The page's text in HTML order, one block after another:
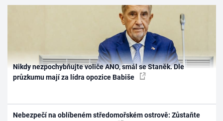
Nikdy nezpochybňujte voliče ANO, smál se Staněk. Dle
průzkumu mají za lídra opozice Babiše
Nebezpečí na oblíbeném středomořském ostrově: Zůstaňte